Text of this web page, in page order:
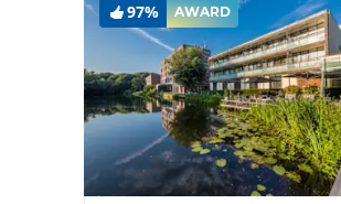
97% AWARD